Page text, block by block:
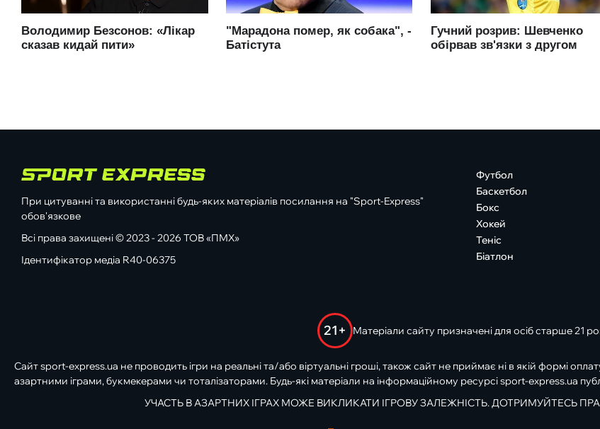
При цитуванні та використанні будь-яких матеріалів посилання на "Sport-Express"
обов'язкове
Всі права захищені © 2023 - 2026 ТОВ «ПМХ»
Ідентифікатор медіа R40-06375
Футбол
Баскетбол
Бокс
Хокей
Теніс
Біатлон
21+ Матеріали сайту призначені для осіб старше 21
Сайт sport-express.ua не проводить ігри на реальні та/або віртуальні гроші, також сайт не приймає ні в якій формі
азартними іграми, букмекерами чи тоталізаторами. Будь-які матеріали на інформаційному ресурсі sport-express.ua
УЧАСТЬ В АЗАРТНИХ ІГРАХ МОЖЕ ВИКЛИКАТИ ІГРОВУ ЗАЛЕЖНІСТЬ. ДОТРИМУЙТЕСЬ